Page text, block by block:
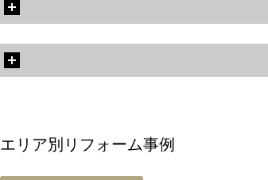
エリア別リフォーム事例